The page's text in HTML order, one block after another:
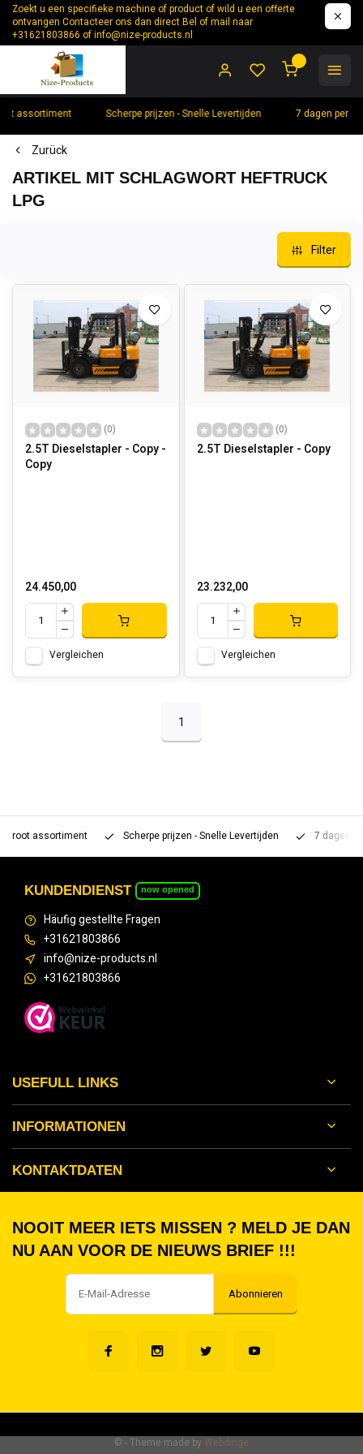
Zoekt u een specifieke machine of product of wild u een offerte
ontvangen Contacteer ons dan direct Bel of mail naar
+31621803866 ofinfo@nize-products.nl
Scherpe prijzen - Snelle Levertijden 7 dagen per week bereikbaar
Zurück
ARTIKEL MIT SCHLAGWORT HEFTRUCK
LPG
Filter
(0)
2.5T Dieselstapler - Copy -
Copy
24.450,00
Vergleichen
(0)
2.5T Dieselstapler - Copy
23.232,00
Vergleichen
1
Scherpe prijzen - Snelle Levertijden 7 dagen per week
KUNDENDIENST now opened
Häufig gestellte Fragen
+31621803866
info@nize-products.nl
+31621803866
USEFULL LINKS
INFORMATIONEN
KONTAKTDATEN
NOOIT MEER IETS MISSEN ? MELD JE DAN
NU AAN VOOR DE NIEUWS BRIEF !!!
Abonnieren
© - Theme made by Webdinge